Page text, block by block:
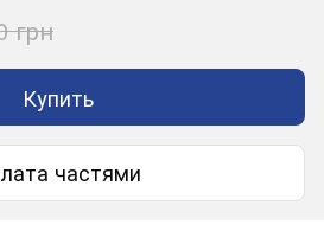
грн
Купить
частями